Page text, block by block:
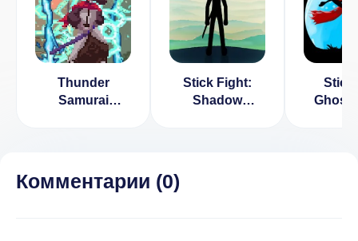
Thunder
Samurai
Stick Fight:
Shadow
Ghost:
Комментарии (0)